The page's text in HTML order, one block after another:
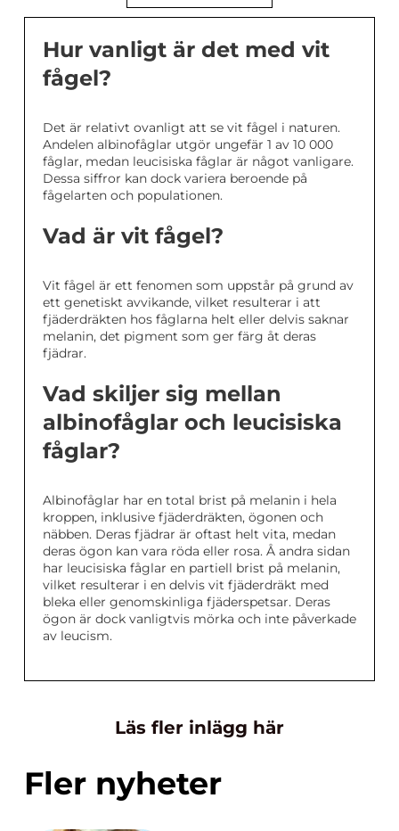
Hur vanligt är det med vit
fågel?
Det är relativt ovanligt att se vit fågel i naturen.
Andelen albinofåglar utgör ungefär 1 av 10 000
fåglar, medan leucisiska fåglar är något vanligare.
Dessa siffror kan dock variera beroende på
fågelarten och populationen.
Vad är vit fågel?
Vit fågel är ett fenomen som uppstår på grund av
ett genetiskt avvikande, vilket resulterar i att
fjäderdräkten hos fåglarna helt eller delvis saknar
melanin, det pigment som ger färg åt deras
fjädrar.
Vad skiljer sig mellan
albinofåglar och leucisiska
fåglar?
Albinofåglar har en total brist på melanin i hela
kroppen, inklusive fjäderdräkten, ögonen och
näbben. Deras fjädrar är oftast helt vita, medan
deras ögon kan vara röda eller rosa. Å andra sidan
har leucisiska fåglar en partiell brist på melanin,
vilket resulterar i en delvis vit fjäderdräkt med
bleka eller genomskinliga fjäderspetsar. Deras
ögon är dock vanligtvis mörka och inte påverkade
av leucism.
Läs fler inlägg här
Fler nyheter